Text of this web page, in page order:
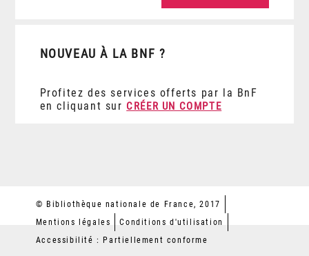
NOUVEAU À LA BNF ?
Profitez des services offerts par la BnF
en cliquant sur CRÉER UN COMPTE
© Bibliothèque nationale de France, 2017
Mentions légales
Conditions d'utilisation
Accessibilité : Partiellement conforme